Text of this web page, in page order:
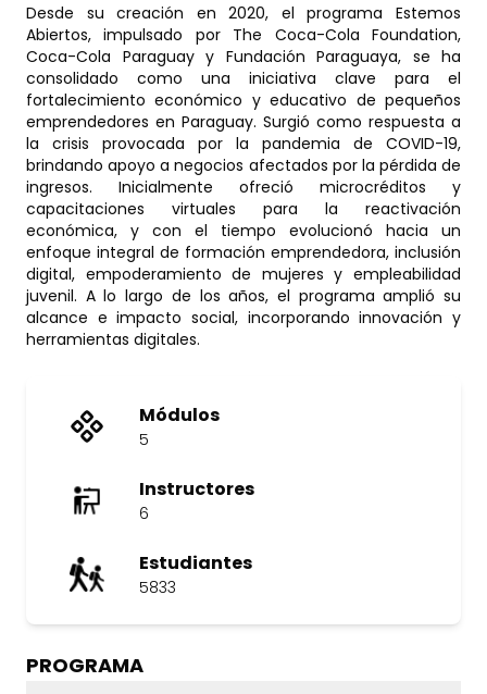
Desde su creación en 2020, el programa Estemos
Abiertos, impulsado por The Coca-Cola Foundation,
Coca-Cola Paraguay y Fundación Paraguaya, se ha
consolidado como una iniciativa clave para el
fortalecimiento económico y educativo de pequeños
emprendedores en Paraguay. Surgió como respuesta a
la crisis provocada por la pandemia de COVID-19,
brindando apoyo a negocios afectados por la pérdida de
ingresos. Inicialmente ofreció microcréditos y
capacitaciones virtuales para la reactivación
económica, y con el tiempo evolucionó hacia un
enfoque integral de formación emprendedora, inclusión
digital, empoderamiento de mujeres y empleabilidad
juvenil. A lo largo de los años, el programa amplió su
alcance e impacto social, incorporando innovación y
herramientas digitales.
Módulos
5
Instructores
6
Estudiantes
5833
PROGRAMA